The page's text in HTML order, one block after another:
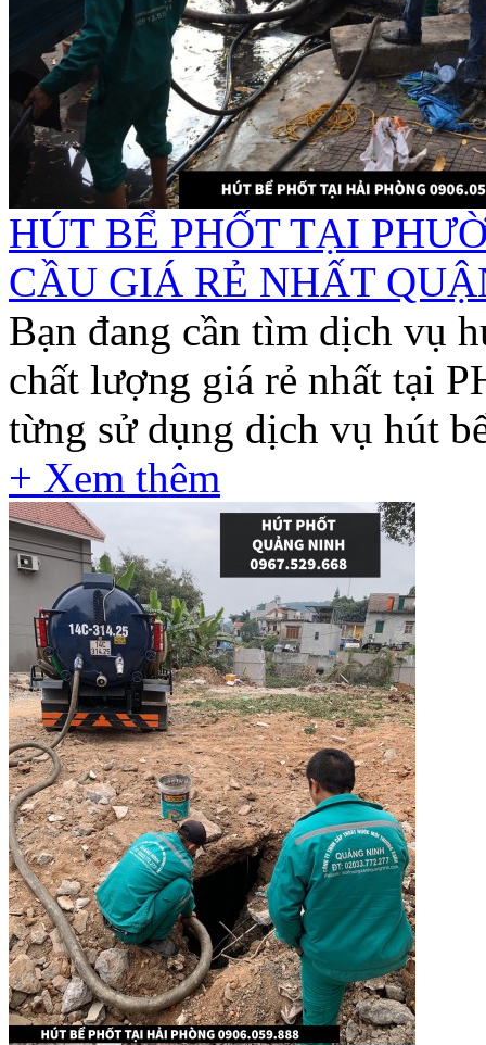
HÚT BỂ PHỐT TẠI
CẦU GIÁ RẺ NHẤT
Bạn đang cần tìm dịch vụ
chất lượng giá rẻ nhất tại
từng sử dụng dịch vụ hút
+ Xem thêm